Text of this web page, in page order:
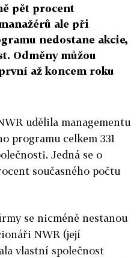
pět procent
ale při
nedostane akcie,
Odměny můžou
až koncem roku
udělila managementu
programu celkem 331
Jedná se o
současného počtu
se nicméně nestanou
NWR (její
vlastní společnost